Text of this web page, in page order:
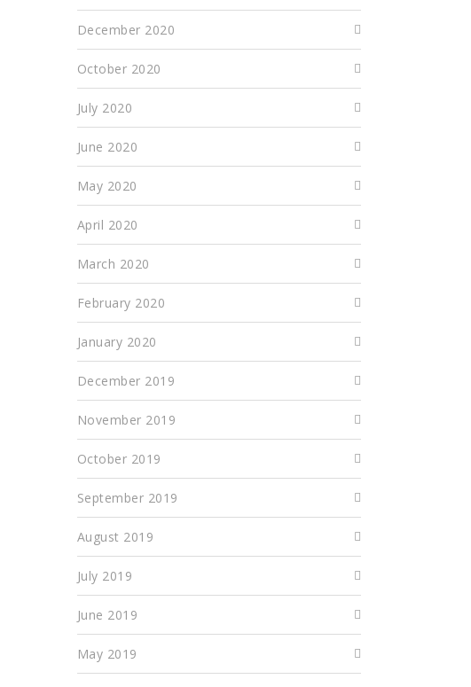
December 2020
October 2020
July 2020
June 2020
May 2020
April 2020
March 2020
February 2020
January 2020
December 2019
November 2019
October 2019
September 2019
August 2019
July 2019
June 2019
May 2019